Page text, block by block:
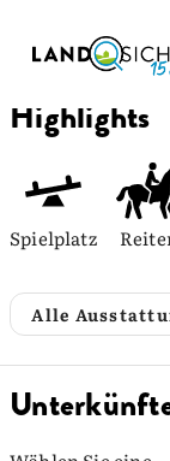
Highlights
Spielplatz
Alle